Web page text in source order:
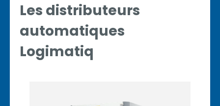
Les distributeurs
automatiques
Logimatiq